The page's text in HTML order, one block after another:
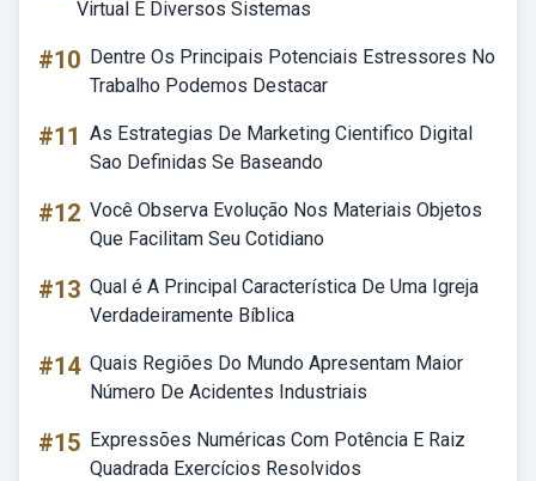
Virtual E Diversos Sistemas
#10 Dentre Os Principais Potenciais Estressores No
Trabalho Podemos Destacar
#11 As Estrategias De Marketing Cientifico Digital
Sao Definidas Se Baseando
#12 Você Observa Evolução Nos Materiais Objetos
Que Facilitam Seu Cotidiano
#13 Qual é A Principal Característica De Uma Igreja
Verdadeiramente Bíblica
#14 Quais Regiões Do Mundo Apresentam Maior
Número De Acidentes Industriais
#15 Expressões Numéricas Com Potência E Raiz
Quadrada Exercícios Resolvidos